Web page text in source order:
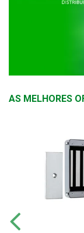
AS MELHORES